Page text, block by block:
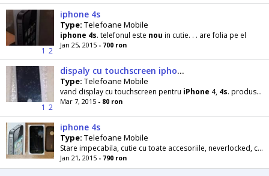
1 2
iphone 4s
Type: Telefoane Mobile
iphone 4s. telefonul este nou in cutie. . . are folia pe el
Jan 25, 2015 - 700 ron
1 2
dispaly cu touchscreen iphone 4 nou
Type: Telefoane Mobile
vand display cu touchscreen pentru iPhone 4, 4s. produsul este
Mar 7, 2015 - 80 ron
iphone 4s
Type: Telefoane Mobile
Stare impecabila, cutie cu toate accesoriile, neverlocked, cumpar de
Jan 21, 2015 - 790 ron